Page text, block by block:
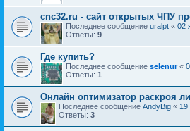
cnc32.ru - сайт открытых ЧПУ
Последнее сообщение uralpt « 02
Ответы: 9
Где купить?
Последнее сообщение selenur«
Ответы: 1
Онлайн оптимизатор раскроя
Последнее сообщение AndyBig « 19
Ответы: 3